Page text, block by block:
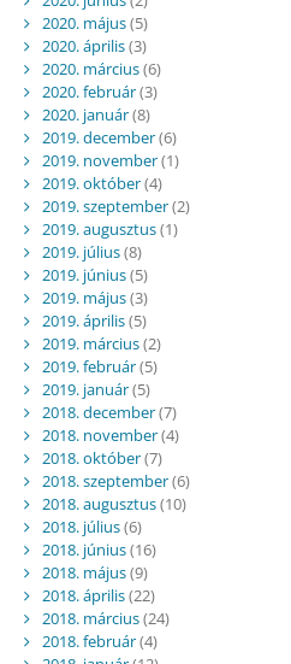
2020. május(5)
2020. április(3)
2020. március(6)
2020. február(3)
2020. január(8)
2019. december(6)
2019. november(1)
2019. október(4)
2019. szeptember(2)
2019. augusztus(1)
2019. július(8)
2019. június(5)
2019. május(3)
2019. április(5)
2019. március(2)
2019. február(5)
2019. január(5)
2018. december(7)
2018. november(4)
2018. október(7)
2018. szeptember(6)
2018. augusztus(10)
2018. július(6)
2018. június(16)
2018. május(9)
2018. április(22)
2018. március(24)
2018. február(4)